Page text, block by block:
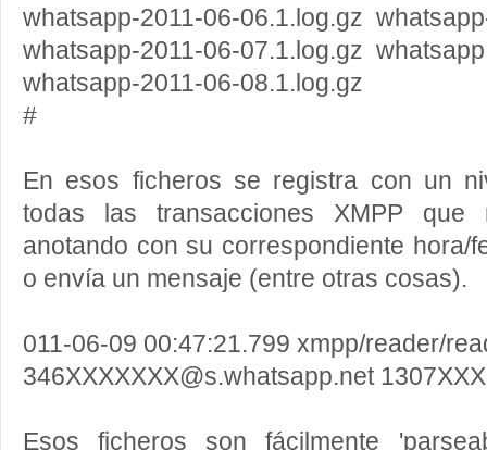
whatsapp-2011-06-06.1.log.gz
whatsapp-2011-06-07.1.log.gz
whatsapp-2011-06-08.1.log.gz
#
En esos ficheros se registra con un
todas las transacciones XMPP que
anotando con su correspondiente hora/
o envía un mensaje (entre otras cosas).
011-06-09 00:47:21.799 xmpp/reader/
346XXXXXXX@s.whatsapp.net
Esos ficheros son fácilmente